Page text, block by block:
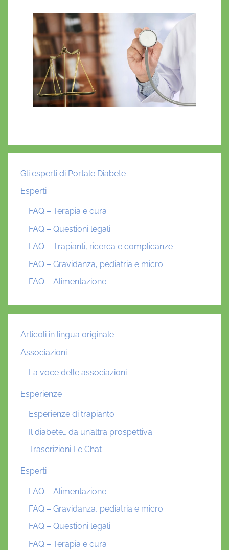
Gli esperti di Portale Diabete
Esperti
FAQ – Terapia e cura
FAQ – Questioni legali
FAQ – Trapianti, ricerca e complicanze
FAQ – Gravidanza, pediatria e micro
FAQ – Alimentazione
Articoli in lingua originale
Associazioni
La voce delle associazioni
Esperienze
Esperienze di trapianto
Il diabete… da un’altra prospettiva
Trascrizioni Le Chat
Esperti
FAQ – Alimentazione
FAQ – Gravidanza, pediatria e micro
FAQ – Questioni legali
FAQ – Terapia e cura